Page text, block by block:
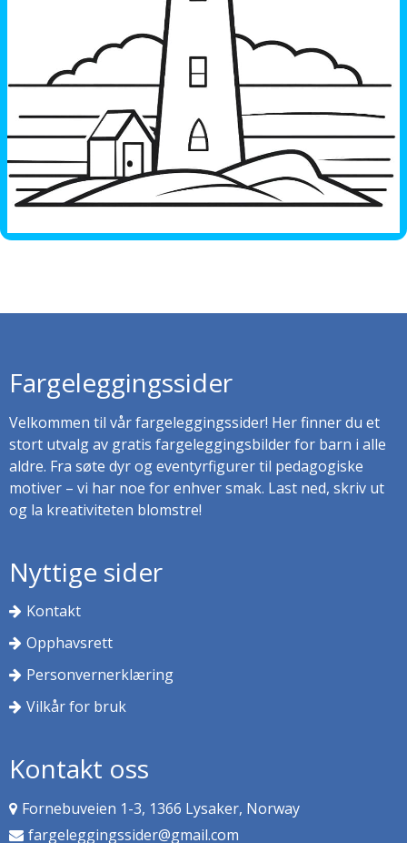
Fargeleggingssider
Velkommen til vår fargeleggingssider! Her finner du et
stort utvalg av gratis fargeleggingsbilder for barn i alle
aldre. Fra søte dyr og eventyrfigurer til pedagogiske
motiver – vi har noe for enhver smak. Last ned, skriv ut
og la kreativiteten blomstre!
Nyttige sider
Kontakt
Opphavsrett
Personvernerklæring
Vilkår for bruk
Kontakt oss
Fornebuveien 1-3, 1366 Lysaker, Norway
fargeleggingssider@gmail.com